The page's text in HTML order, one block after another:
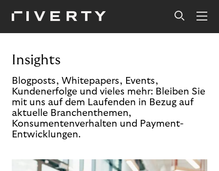
Insights
Blogposts, Whitepapers, Events,
Kundenerfolge und vieles mehr: Bleiben Sie
mit uns auf dem Laufenden in Bezug auf
aktuelle Branchenthemen,
Konsumentenverhalten und Payment-
Entwicklungen.